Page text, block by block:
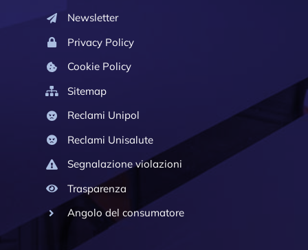
Newsletter
Privacy Policy
Cookie Policy
Sitemap
Reclami Unipol
Reclami Unisalute
Segnalazione violazioni
Trasparenza
Angolo del consumatore